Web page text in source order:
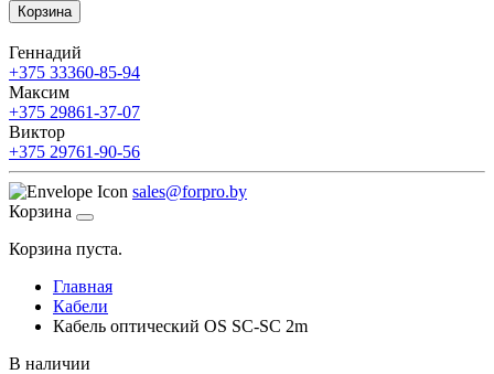
Корзина
Геннадий
+375 33360-85-94
Максим
+375 29861-37-07
Виктор
+375 29761-90-56
sales@forpro.by
Корзина
Корзина пуста.
Главная
Кабели
Кабель оптический OS SC-SC 2m
В наличии